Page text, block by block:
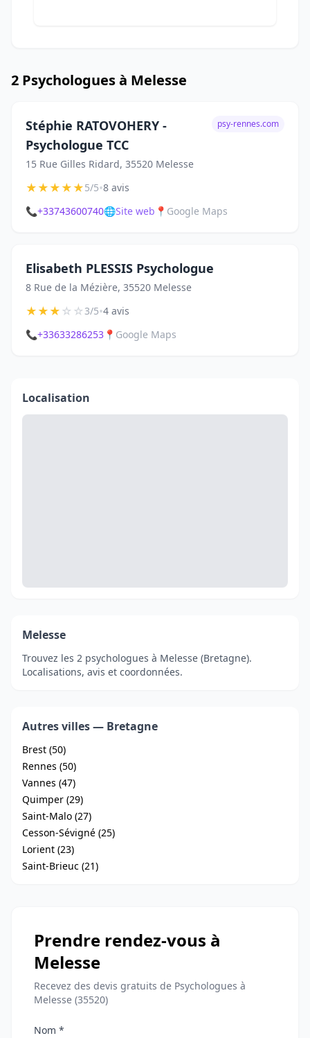
2 Psychologues à Melesse
Stéphie RATOVOHERY -
Psychologue TCC
15 Rue Gilles Ridard, 35520 Melesse
psy-rennes.com
★★★★★5/5•8 avis
📞+33743600740🌐Site web 📍 Google Maps
Elisabeth PLESSIS Psychologue
8 Rue de la Mézière, 35520 Melesse
★★★☆☆3/5•4 avis
📞+33633286253 📍 Google Maps
Localisation
Melesse
Trouvez les 2 psychologues à Melesse (Bretagne).
Localisations, avis et coordonnées.
Autres villes — Bretagne
Brest (50)
Rennes (50)
Vannes (47)
Quimper (29)
Saint-Malo (27)
Cesson-Sévigné (25)
Lorient (23)
Saint-Brieuc (21)
Prendre rendez-vous à
Melesse
Recevez des devis gratuits de Psychologues à
Melesse (35520)
Nom *